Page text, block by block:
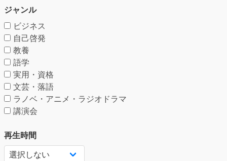
ジャンル
ビジネス
自己啓発
教養
語学
実用・資格
文芸・落語
ラノベ・アニメ・ラジオドラマ
講演会
再生時間